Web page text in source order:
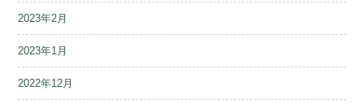
2023年2月
2023年1月
2022年12月